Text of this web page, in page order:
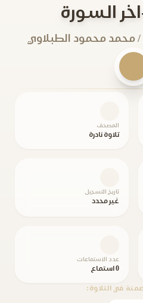
محمد محمود الطبلاوي
المصحف
تلاوة نادرة
تاريخ التسجيل
غير محدد
عدد الاستماعات
0 استماع
في التلاوة: